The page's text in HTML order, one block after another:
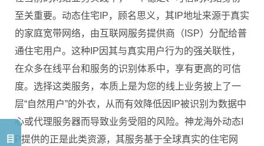
至关重要。动态住宅IP，顾名思义，其IP地址来源于真实
的家庭宽带网络，由互联网服务提供商（ISP）分配给普
通住宅用户。这种IP因其与真实用户行为的强关联性，
在众多在线平台和服务的识别体系中，享有更高的可信
度。选择这类服务，本质上是为您的线上业务披上了一
层“自然用户”的外衣，从而有效降低因IP被识别为数据中
心或代理服务器而导致业务受阻的风险。神龙海外动态I
P提供的正是此类资源，其服务基于全球真实的住宅网
目